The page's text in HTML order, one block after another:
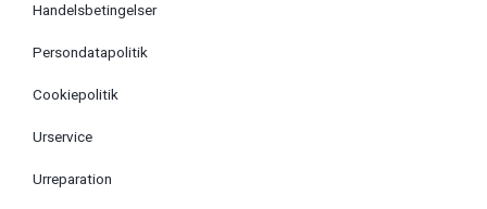
Handelsbetingelser
Persondatapolitik
Cookiepolitik
Urservice
Urreparation